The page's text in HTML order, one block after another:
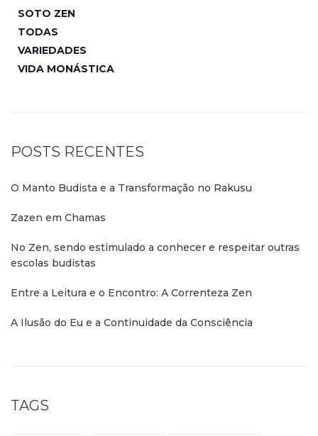
SOTO ZEN
TODAS
VARIEDADES
VIDA MONÁSTICA
POSTS RECENTES
O Manto Budista e a Transformação no Rakusu
Zazen em Chamas
No Zen, sendo estimulado a conhecer e respeitar outras
escolas budistas
Entre a Leitura e o Encontro: A Correnteza Zen
A Ilusão do Eu e a Continuidade da Consciência
TAGS